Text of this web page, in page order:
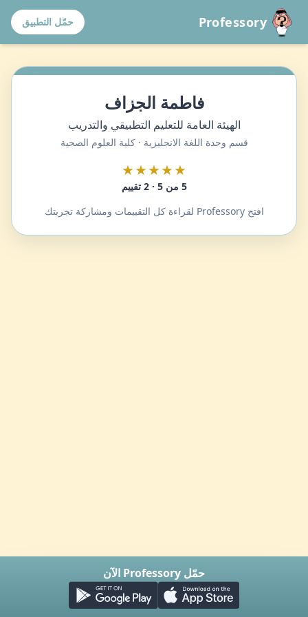
Professory حمّل التطبيق
فاطمة الجزاف
الهيئة العامة للتعليم التطبيقي والتدريب
قسم وحدة اللغة الانجليزية · كلية العلوم الصحية
★★★★★
5 من 5 · 2 تقييم
افتح Professory لقراءة كل التقييمات ومشاركة تجربتك
حمّل Professory الآن